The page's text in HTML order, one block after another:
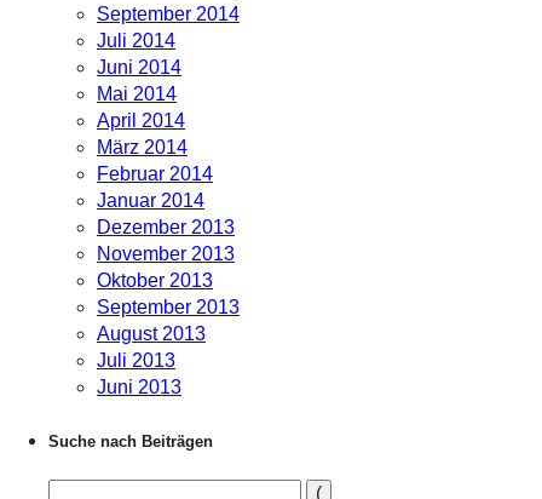
September 2014
Juli 2014
Juni 2014
Mai 2014
April 2014
März 2014
Februar 2014
Januar 2014
Dezember 2013
November 2013
Oktober 2013
September 2013
August 2013
Juli 2013
Juni 2013
Suche nach Beiträgen